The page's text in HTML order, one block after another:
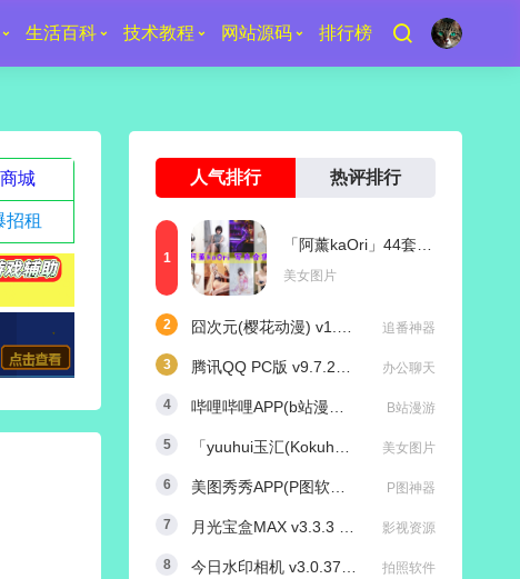
生活百科 技术教程 网站源码 排行榜
城
招租
人气排行 热评排行
美女图片
追番神器
办公聊天
B站漫游
美女图片
P图神器
影视资源
拍照软件